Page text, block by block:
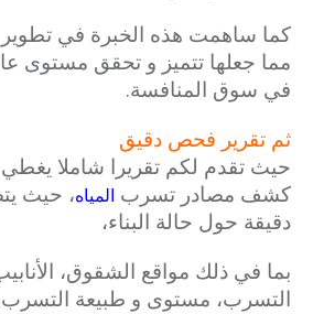
كما ساهمت هذه الخبرة في تطوير
مما جعلها تتميز و تحقق مستوى
في سوق المنافسة.
ثم تقرير فحص دقيق
حيث تقدم لكم تقريرا شاملا
كشف مصادر تسرب المياه، حيث
دقيقة حول حالة البناء،
بما في ذلك مواقع الشقوق،
التسرب، مستوى و طبيعة التسرب،